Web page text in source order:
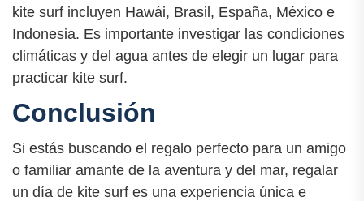
kite surf incluyen Hawái, Brasil, España, México e
Indonesia. Es importante investigar las condiciones
climáticas y del agua antes de elegir un lugar para
practicar kite surf.
Conclusión
Si estás buscando el regalo perfecto para un amigo
o familiar amante de la aventura y del mar, regalar
un día de kite surf es una experiencia única e